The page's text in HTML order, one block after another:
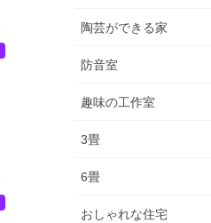
陶芸ができる家
防音室
趣味の工作室
3畳
6畳
おしゃれな住宅